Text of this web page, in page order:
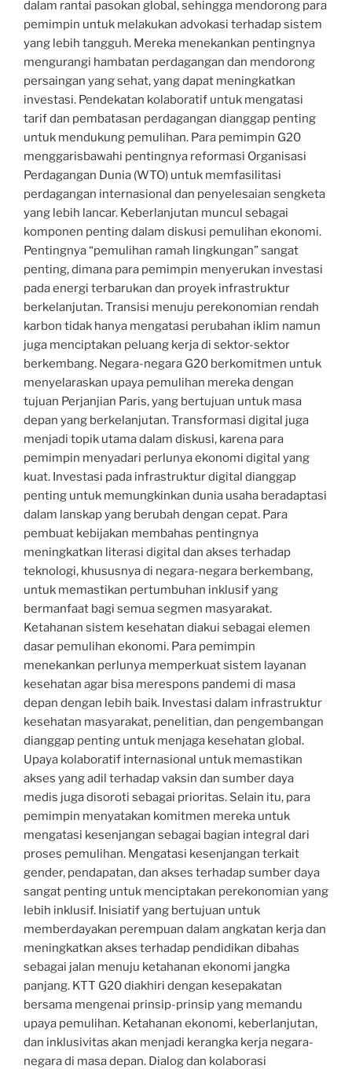
dalam rantai pasokan global, sehingga mendorong para
pemimpin untuk melakukan advokasi terhadap sistem
yang lebih tangguh. Mereka menekankan pentingnya
mengurangi hambatan perdagangan dan mendorong
persaingan yang sehat, yang dapat meningkatkan
investasi. Pendekatan kolaboratif untuk mengatasi
tarif dan pembatasan perdagangan dianggap penting
untuk mendukung pemulihan. Para pemimpin G20
menggarisbawahi pentingnya reformasi Organisasi
Perdagangan Dunia (WTO) untuk memfasilitasi
perdagangan internasional dan penyelesaian sengketa
yang lebih lancar. Keberlanjutan muncul sebagai
komponen penting dalam diskusi pemulihan ekonomi.
Pentingnya “pemulihan ramah lingkungan” sangat
penting, dimana para pemimpin menyerukan investasi
pada energi terbarukan dan proyek infrastruktur
berkelanjutan. Transisi menuju perekonomian rendah
karbon tidak hanya mengatasi perubahan iklim namun
juga menciptakan peluang kerja di sektor-sektor
berkembang. Negara-negara G20 berkomitmen untuk
menyelaraskan upaya pemulihan mereka dengan
tujuan Perjanjian Paris, yang bertujuan untuk masa
depan yang berkelanjutan. Transformasi digital juga
menjadi topik utama dalam diskusi, karena para
pemimpin menyadari perlunya ekonomi digital yang
kuat. Investasi pada infrastruktur digital dianggap
penting untuk memungkinkan dunia usaha beradaptasi
dalam lanskap yang berubah dengan cepat. Para
pembuat kebijakan membahas pentingnya
meningkatkan literasi digital dan akses terhadap
teknologi, khususnya di negara-negara berkembang,
untuk memastikan pertumbuhan inklusif yang
bermanfaat bagi semua segmen masyarakat.
Ketahanan sistem kesehatan diakui sebagai elemen
dasar pemulihan ekonomi. Para pemimpin
menekankan perlunya memperkuat sistem layanan
kesehatan agar bisa merespons pandemi di masa
depan dengan lebih baik. Investasi dalam infrastruktur
kesehatan masyarakat, penelitian, dan pengembangan
dianggap penting untuk menjaga kesehatan global.
Upaya kolaboratif internasional untuk memastikan
akses yang adil terhadap vaksin dan sumber daya
medis juga disoroti sebagai prioritas. Selain itu, para
pemimpin menyatakan komitmen mereka untuk
mengatasi kesenjangan sebagai bagian integral dari
proses pemulihan. Mengatasi kesenjangan terkait
gender, pendapatan, dan akses terhadap sumber daya
sangat penting untuk menciptakan perekonomian yang
lebih inklusif. Inisiatif yang bertujuan untuk
memberdayakan perempuan dalam angkatan kerja dan
meningkatkan akses terhadap pendidikan dibahas
sebagai jalan menuju ketahanan ekonomi jangka
panjang. KTT G20 diakhiri dengan kesepakatan
bersama mengenai prinsip-prinsip yang memandu
upaya pemulihan. Ketahanan ekonomi, keberlanjutan,
dan inklusivitas akan menjadi kerangka kerja negara-
negara di masa depan. Dialog dan kolaborasi